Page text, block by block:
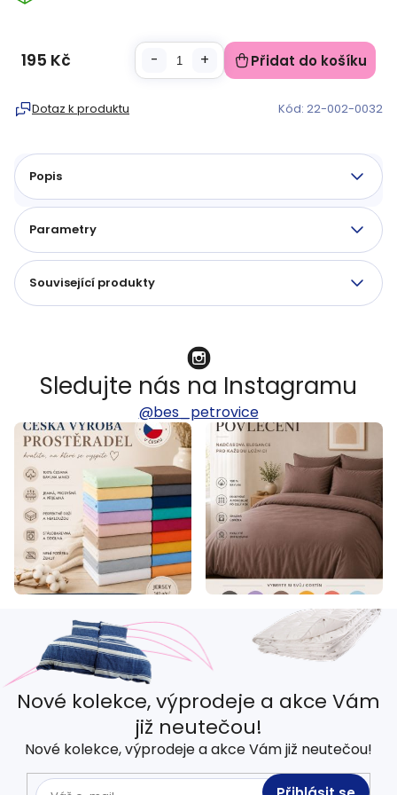
Dotaz k produktu Kód: 22-002-0032
195 Kč Přidat do košíku
Popis
Parametry
Související produkty
Sledujte nás na Instagramu
@bes_petrovice
Nové kolekce, výprodeje a akce Vám
již neutečou!
Nové kolekce, výprodeje a akce Vám již neutečou!